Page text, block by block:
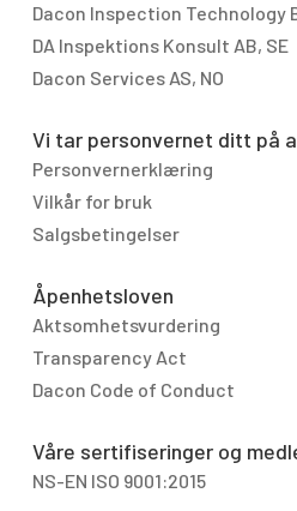
Dacon Inspection Technology
DA Inspektions Konsult AB, SE
Dacon Services AS, NO
Vi tar personvernet ditt på
Personvernerklæring
Vilkår for bruk
Salgsbetingelser
Åpenhetsloven
Aktsomhetsvurdering
Transparency Act
Dacon Code of Conduct
Våre sertifiseringer og
NS-EN ISO 9001:2015